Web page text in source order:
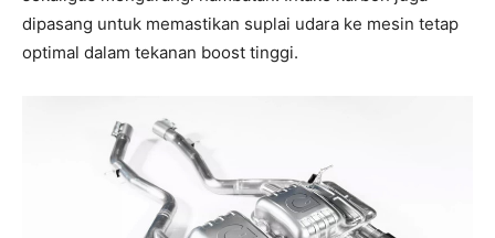
dipasang untuk memastikan suplai udara ke mesin tetap
optimal dalam tekanan boost tinggi.